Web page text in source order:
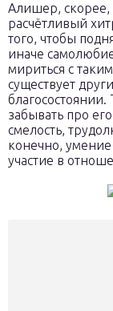
Алишер, скорее,
расчётливый
того, чтобы
иначе
мириться с
существует
забывать про
смелость,
конечно,
участие в